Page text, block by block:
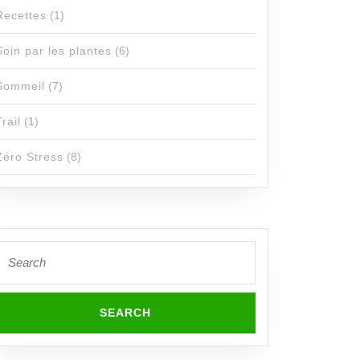
(1)
par les plantes (6)
(7)
(1)
Stress (8)